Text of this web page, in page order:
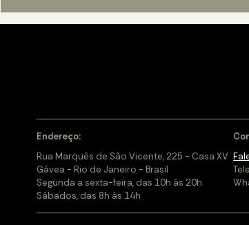
Endereço:
Rua Marquês de São Vicente, 225 - Casa XV
Gávea - Rio de Janeiro - Brasil
Segunda a sexta-feira, das 10h às 20h
Sábados, das 8h às 14h